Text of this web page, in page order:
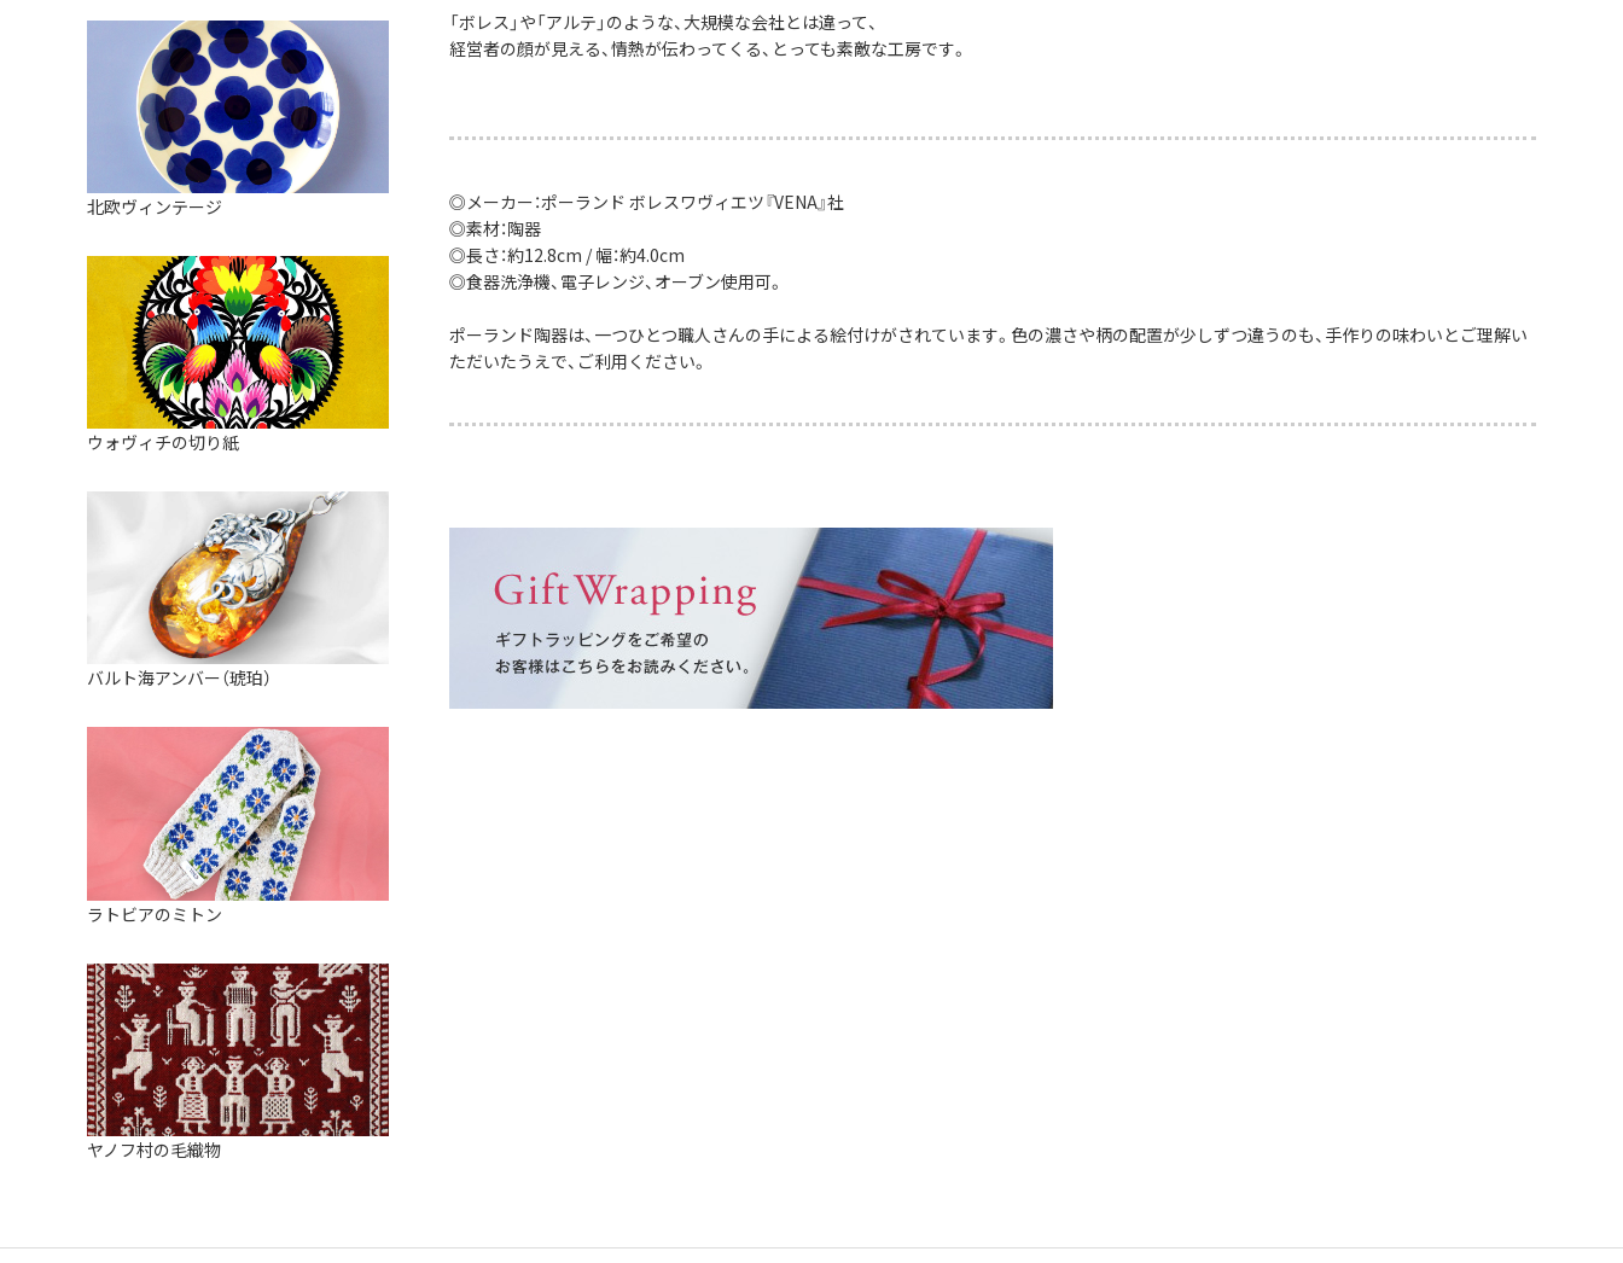
「ボレス」や「アルテ」のような、大規模な会社とは違って、
経営者の顔が見える、情熱が伝わってくる、とっても素敵な工房です。
◎メーカー：ポーランド ボレスワヴィエツ『VENA』社
◎素材：陶器
◎長さ：約12.8cm / 幅：約4.0cm
◎食器洗浄機、電子レンジ、オーブン使用可。
ポーランド陶器は、一つひとつ職人さんの手による絵付けがされています。色の濃さや柄の配置が少しずつ違うのも、手作りの味わいとご理解い
ただいたうえで、ご利用ください。
そば猪口・フリーカップ
ココット
薬味入れ
ミキシングボウル
すべて見る
オーナメント
クリーマー
バス・洗面用品
家具小物
小物入れ
アロマポット
バスケット
装飾用タイル・プレート
ミニチュア
天使さま
カードスタンド
マグネット
すべて見る
ペンダントトップ
すべて見る
北欧ヴィンテージ
ウォヴィチの切り紙
バルト海アンバー（琥珀）
ラトビアのミトン
ヤノフ村の毛織物